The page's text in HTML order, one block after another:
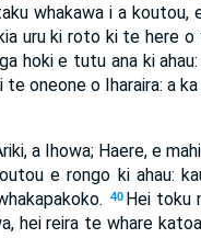
whakawa i a koutou,
uru ki roto ki te here o
hoki e tutu ana ki
oneone o Iharaira: a
a Ihowa; Haere, e
e rongo ki ahau:
40 Hei toku
hei reira te whare